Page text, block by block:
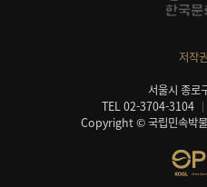
저작
서울시 종로
TEL 02-3704-3104
Copyright © 국립민속박